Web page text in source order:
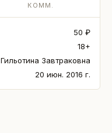
КОММ.
50 ₽
18+
Гильотина Завтраковна
20 июн. 2016 г.